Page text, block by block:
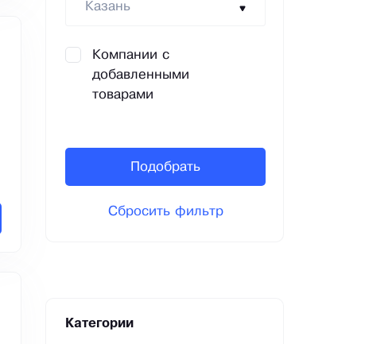
Казань
Компании с
добавленными
товарами
Подобрать
Сбросить фильтр
Категории